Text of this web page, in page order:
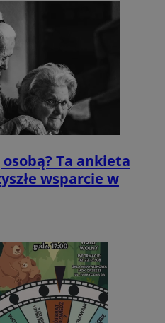
Ta ankieta
wsparcie w